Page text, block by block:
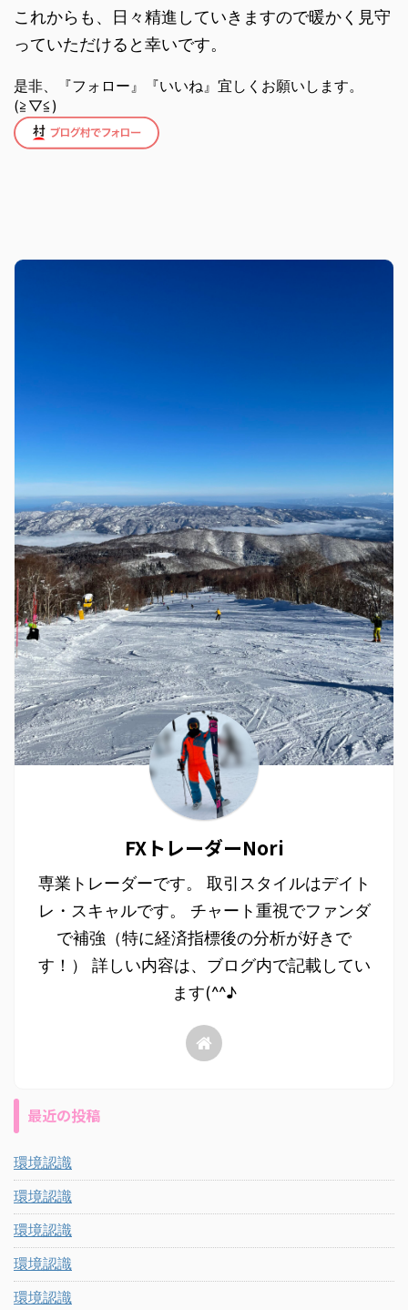
これからも、日々精進していきますので暖かく見守
っていただけると幸いです。
是非、『フォロー』『いいね』宜しくお願いします。
(≧▽≦)
FXトレーダーNori
専業トレーダーです。 取引スタイルはデイト
レ・スキャルです。 チャート重視でファンダ
で補強（特に経済指標後の分析が好きで
す！） 詳しい内容は、ブログ内で記載してい
ます(^^♪
最近の投稿
環境認識
環境認識
環境認識
環境認識
環境認識